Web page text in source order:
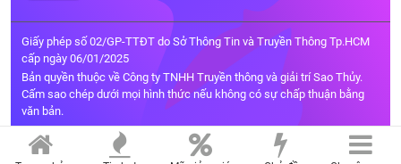
Giấy phép số 02/GP-TTĐT do Sở Thông Tin và Truyền Thông Tp.HCM
cấp ngày 06/01/2025
Bản quyền thuộc về Công ty TNHH Truyền thông và giải trí Sao Thủy.
Cấm sao chép dưới mọi hình thức nếu không có sự chấp thuận bằng
văn bản.